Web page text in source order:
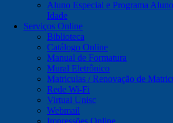
Aluno Especial e Programa
Idade
Serviços Online
Biblioteca
Catálogo Online
Manual de Formatura
Mural Eletrônico
Matriculas / Renovação de
Rede Wi-Fi
Virtual Unisc
Webmail